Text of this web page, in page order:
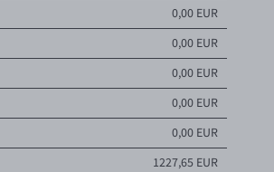
0,00 EUR
0,00 EUR
0,00 EUR
0,00 EUR
0,00 EUR
1227,65 EUR